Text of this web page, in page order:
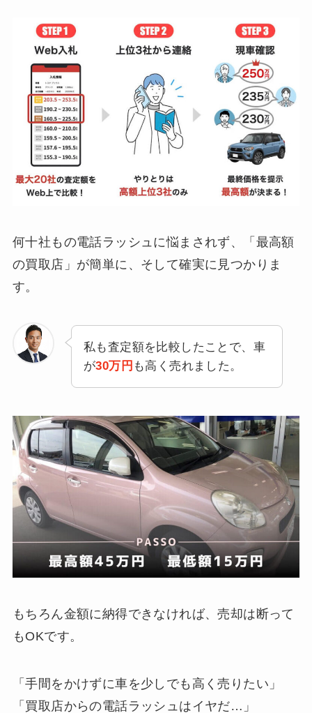
何十社もの電話ラッシュに悩まされず、「最高額
の買取店」が簡単に、そして確実に見つかりま
す。
私も査定額を比較したことで、車
が30万円 も高く売れました。
もちろん金額に納得できなければ、売却は断って
もOKです。
「手間をかけずに車を少しでも高く売りたい」
「買取店からの電話ラッシュはイヤだ…」